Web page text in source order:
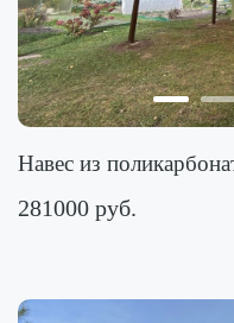
Навес из
281000 руб.